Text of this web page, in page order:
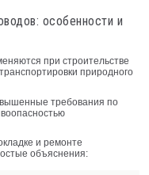
особенности и
при строительстве
природного
требования по
и ремонте
объяснения: